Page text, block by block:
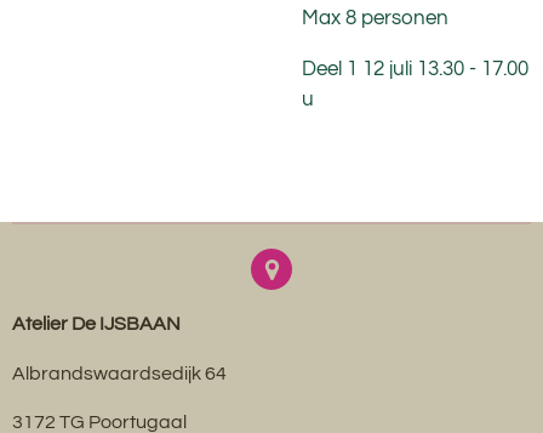
Max 8 personen
Deel 1 12 juli 13.30 - 17.00
u
Atelier De IJSBAAN
Albrandswaardsedijk 64
3172 TG Poortugaal